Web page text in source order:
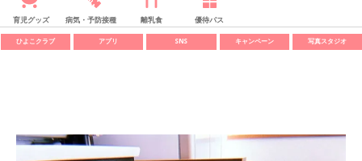
育児グッズ 病気・予防接種 離乳食 優待パス
ひよこクラブ アプリ SNS キャンペーン 写真スタジオ